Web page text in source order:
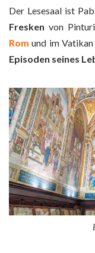
Der Lesesaal ist
Fresken von
Rom und im
Episoden seines